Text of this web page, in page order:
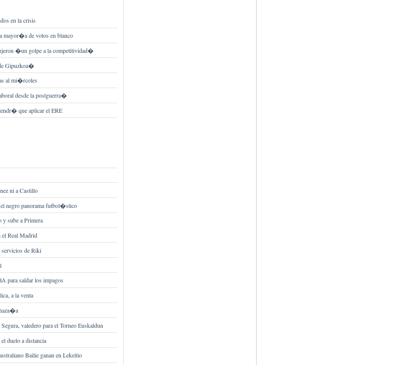
en la crisis
mayor�a de votos en blanco
�un golpe a la competitividad�
Gipuzkoa�
al mi�rcoles
desde la postguerra�
que aplicar el ERE
ni a Castillo
negro panorama futbol�stico
sube a Primera
Real Madrid
servicios de Riki
para saldar los impagos
a la venta
valedero para el Torneo Euskaldun
duelo a distancia
Bailie ganan en Lekeitio